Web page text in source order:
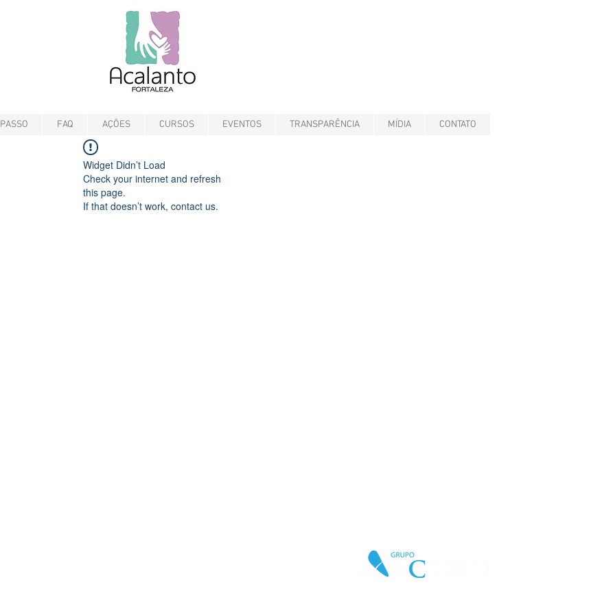
FAQ AÇÕES CURSOS EVENTOS TRANSPARÊNCIA MÍDIA CONTATO
Widget Didn’t Load
Check your internet and refresh
this page.
If that doesn’t work, contact us.